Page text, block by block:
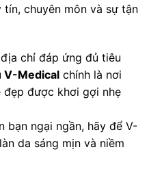
chuyên môn và sự tận
chỉ đáp ứng đủ tiêu
V-Medical chính là nơi
đẹp được khơi gợi nhẹ
bạn ngại ngần, hãy để V-
da sáng mịn và niềm